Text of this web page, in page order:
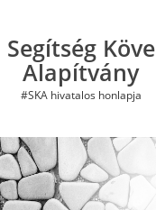
content
Segítség Köve
Alapítvány
#SKA hivatalos honlapja